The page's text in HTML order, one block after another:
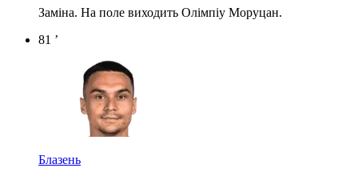
Заміна. На поле виходить Олімпіу Моруцан.
81 ’
Блазень